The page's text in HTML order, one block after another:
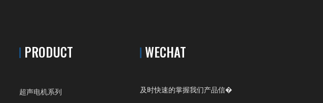
PRODUCT
超声电机系列
WECHAT
及时快速的掌握我们产品信�